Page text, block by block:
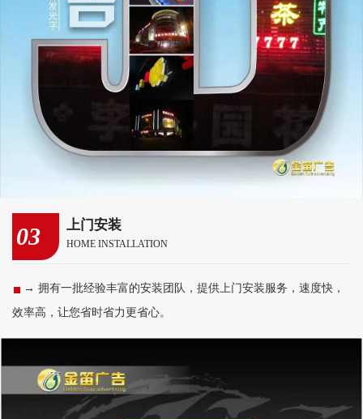
03 上门安装
HOME INSTALLATION
→ 拥有一批经验丰富的安装团队，提供上门安装服务，速度快，
效率高，让您省时省力更省心。